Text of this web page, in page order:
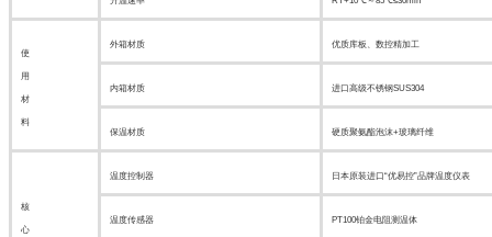
使
用
材
料
外箱材质 优质库板、数控精加工
内箱材质 进口高级不锈钢SUS304
保温材质 硬质聚氨酯泡沫+玻璃纤维
核
心
温度控制器 日本原装进口“优易控”品牌温度仪表
温度传感器 PT100铂金电阻测温体